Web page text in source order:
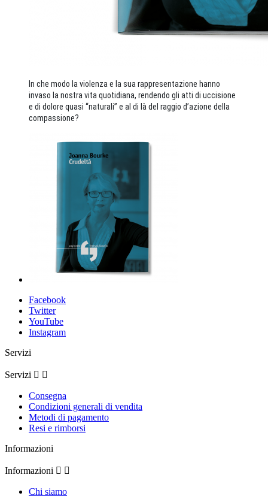
In che modo la violenza e la sua rappresentazione hanno
invaso la nostra vita quotidiana, rendendo gli atti di uccisione
e di dolore quasi “naturali” e al di là del raggio d’azione della
compassione?
Facebook
Twitter
YouTube
Instagram
Servizi
Servizi  
Consegna
Condizioni generali di vendita
Metodi di pagamento
Resi e rimborsi
Informazioni
Informazioni  
Chi siamo